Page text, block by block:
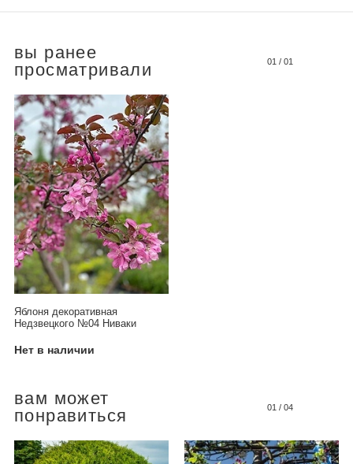
вы ранее
просматривали
01 / 01
Яблоня декоративная
Недзвецкого №04 Ниваки
Нет в наличии
вам может
понравиться
01 / 04